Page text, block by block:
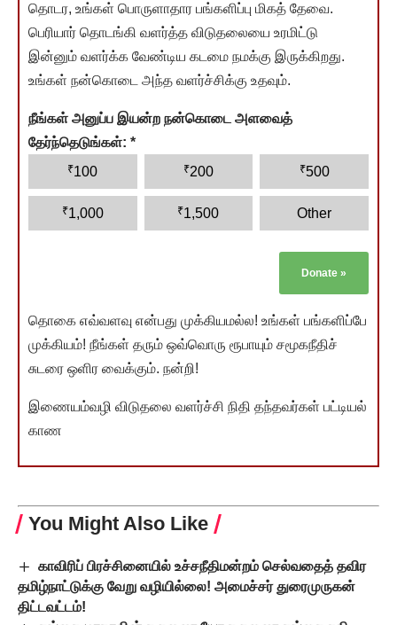
தொடர, உங்கள் பொருளாதார பங்களிப்பு மிகத் தேவை.
பெரியார் தொடங்கி வளர்த்த விடுதலையை உரமிட்டு
இன்னும் வளர்க்க வேண்டிய கடமை நமக்கு இருக்கிறது.
உங்கள் நன்கொடை அந்த வளர்ச்சிக்கு உதவும்.
நீங்கள் அனுப்ப இயன்ற நன்கொடை அளவைத்
தேர்ந்தெடுங்கள்: *
₹100 ₹200 ₹500
₹1,000 ₹1,500 Other
Donate »
தொகை எவ்வளவு என்பது முக்கியமல்ல! உங்கள் பங்களிப்பே
முக்கியம்! நீங்கள் தரும் ஒவ்வொரு ரூபாயும் சமூகநீதிச்
சுடரை ஒளிர வைக்கும். நன்றி!
இணையம்வழி விடுதலை வளர்ச்சி நிதி தந்தவர்கள் பட்டியல்
காண
You Might Also Like
காவிரிப் பிரச்­சி­னை­யில் உச்­ச­நீ­தி­மன்­றம் செல்­வ­தைத் தவிர
தமிழ்­நாட்­டுக்கு வேறு வழி­யில்லை! அமைச்­சர் துரை­மு­ரு­கன்
திட்­ட­வட்­டம்!